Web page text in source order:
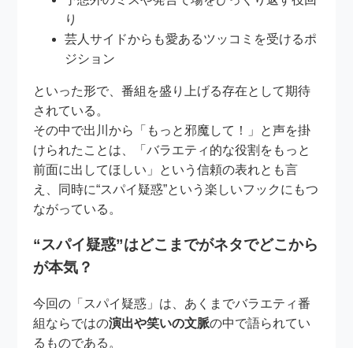
り
芸人サイドからも愛あるツッコミを受けるポ
ジション
といった形で、番組を盛り上げる存在として期待
されている。
その中で出川から「もっと邪魔して！」と声を掛
けられたことは、「バラエティ的な役割をもっと
前面に出してほしい」という信頼の表れとも言
え、同時に“スパイ疑惑”という楽しいフックにもつ
ながっている。
“スパイ疑惑”はどこまでがネタでどこから
が本気？
今回の「スパイ疑惑」は、あくまでバラエティ番
組ならではの演出や笑いの文脈の中で語られてい
るものである。